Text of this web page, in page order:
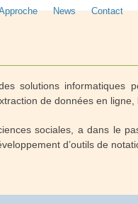
News Contact
solutions informatiques
de données en
sociales, a dans le
d’outils de